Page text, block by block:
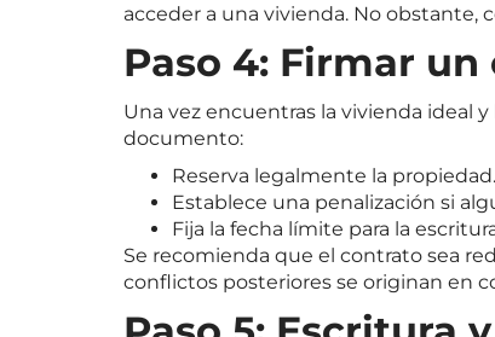
acceder a una vivienda. No obstante,
Paso 4: Firmar
Una vez encuentras la vivienda ideal
documento:
Reserva legalmente la propiedad.
Establece una penalización si
Fija la fecha límite para la
Se recomienda que el contrato sea
conflictos posteriores se originan en